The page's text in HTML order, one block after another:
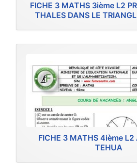
FICHE 3 MATHS 3ième L2
THALES DANS LE
FICHE 3 MATHS 4ième L2
TEHUA